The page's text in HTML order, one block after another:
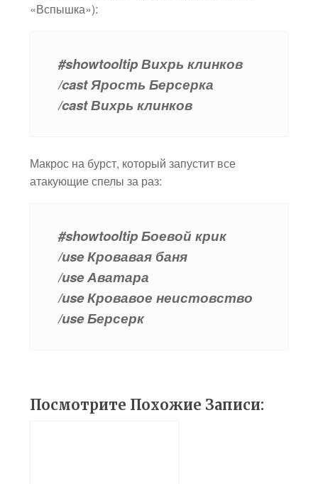
«Вспышка»):
#showtooltip Вихрь клинков
/cast Ярость Берсерка
/cast Вихрь клинков
Макрос на бурст, который запустит все
атакующие спелы за раз:
#showtooltip Боевой крик
/use Кровавая баня
/use Аватара
/use Кровавое неистовство
/use Берсерк
Посмотрите Похожие Записи: